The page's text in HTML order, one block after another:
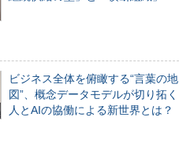
ビジネス全体を俯瞰する“言葉の地
図”、概念データモデルが切り拓く
人とAIの協働による新世界とは？